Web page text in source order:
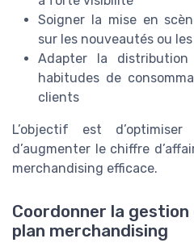
Soigner la mise en
sur les nouveautés ou
Adapter la
habitudes de
clients
L’objectif est
d’augmenter le chiffre
merchandising efficace.
Coordonner la gestion
plan merchandising